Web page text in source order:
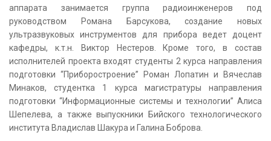
аппарата занимается группа радиоинженеров под
руководством Романа Барсукова, создание новых
ультразвуковых инструментов для прибора ведет доцент
кафедры, к.т.н. Виктор Нестеров. Кроме того, в состав
исполнителей проекта входят студенты 2 курса направления
подготовки “Приборостроение” Роман Лопатин и Вячеслав
Минаков, студентка 1 курса магистратуры направления
подготовки “Информационные системы и технологии” Алиса
Шепелева, а также выпускники Бийского технологического
института Владислав Шакура и Галина Боброва.